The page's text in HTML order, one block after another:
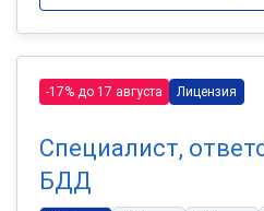
-17% до 17 августа Лицензия
Специалист,
БДД